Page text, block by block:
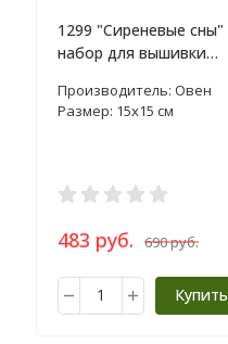
1299 "Сиреневые сны"
набор для вышивки
Производитель: Овен
Размер: 15х15 см
483 руб. 690 руб.
Купить